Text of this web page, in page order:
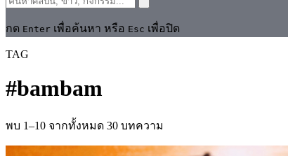
กด Enter เพื่อค้นหา หรือ Esc เพื่อปิด
TAG
#bambam
พบ 1–10 จากทั้งหมด 30 บทความ